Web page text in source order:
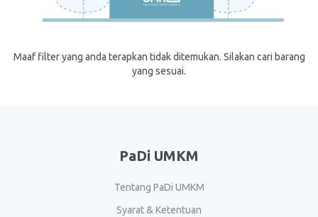
Maaf filter yang anda terapkan tidak ditemukan. Silakan cari barang
yang sesuai.
PaDi UMKM
Tentang PaDi UMKM
Syarat & Ketentuan